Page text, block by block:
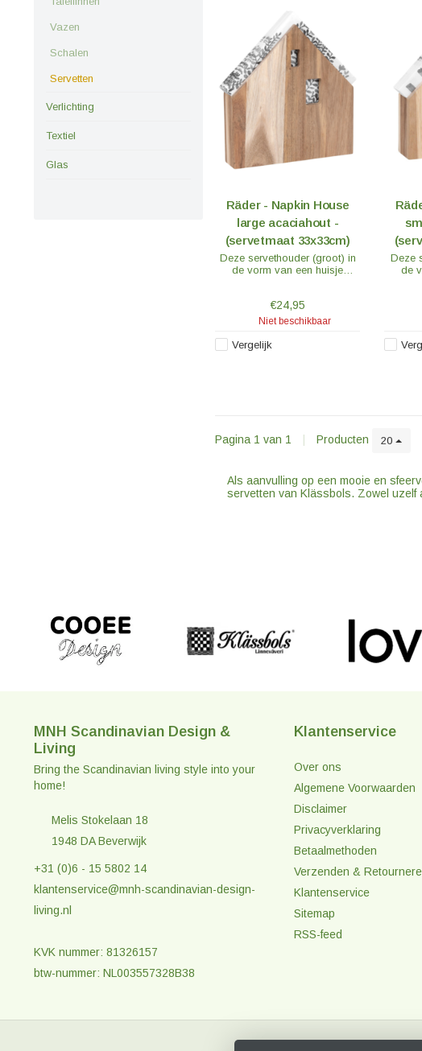
Vazen
Schalen
Servetten
Verlichting
Textiel
Glas
Räder - Napkin House
large acaciahout -
(servetmaat 33x33cm)
Deze servethouder (groot) in
de vorm van een huisje
accessoire en de nieuwe
favoriete plek voor je
€24,95
Niet beschikbaar
Vergelijk
Deze
de
Pagina 1 van 1 Producten 20
Als aanvulling op een mooie en
servetten van Klässbols. Zowel uzelf
MNH Scandinavian Design &
Living
Bring the Scandinavian living style into your
home!
Melis Stokelaan 18
1948 DA Beverwijk
+31 (0)6 - 15 5802 14
klantenservice@mnh-scandinavian-design-
living.nl
KVK nummer: 81326157
btw-nummer: NL003557328B38
Klantenservice
Over ons
Algemene Voorwaarden
Disclaimer
Privacyverklaring
Betaalmethoden
Verzenden &
Klantenservice
Sitemap
RSS-feed